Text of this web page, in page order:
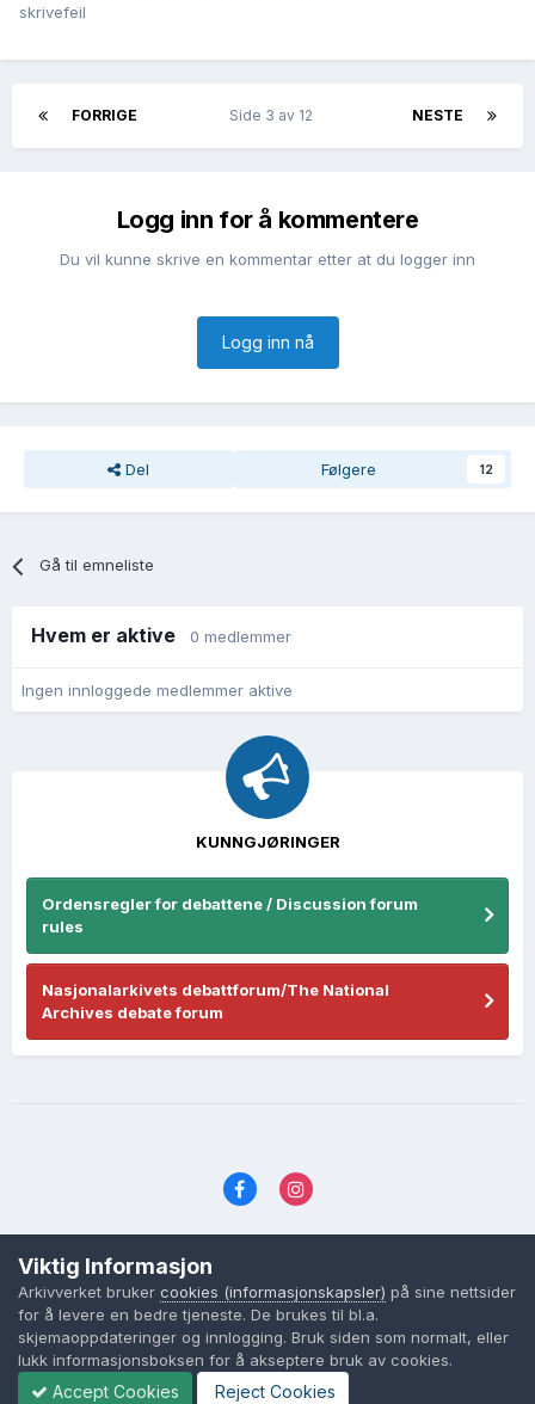
skrivefeil
FORRIGE NESTE
Side 3 av 12
Logg inn for å kommentere
Du vil kunne skrive en kommentar etter at du logger inn
Logg inn nå
Del Følgere 12
Gå til emneliste
Hvem er aktive 0 medlemmer
Ingen innloggede medlemmer aktive
KUNNGJØRINGER
Ordensregler for debattene / Discussion forum
rules
Nasjonalarkivets debattforum/The National
Archives debate forum
Cookies (informasjonskapsler)
Powered by Invision Community
Viktig Informasjon
Arkivverket bruker cookies (informasjonskapsler) på sine nettsider
for å levere en bedre tjeneste. De brukes til bl.a.
skjemaoppdateringer og innlogging. Bruk siden som normalt, eller
lukk informasjonsboksen for å akseptere bruk av cookies.
Accept Cookies Reject Cookies